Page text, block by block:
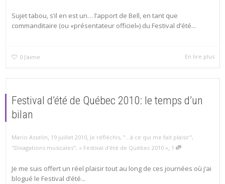
Sujet tabou, s’il en est un… l’apport de Bell, en tant que
commanditaire (ou «présentateur officiel») du Festival d’été...
0 J'aime En lire plus
Festival d’été de Québec 2010: le temps d’un
bilan
Mario Asselin, 19 juillet 2010, Je réfléchis, "...à ce qui me fait plaisir",
"Divagations musicales", « Festival d'été de Québec 2010 », 1
Je me suis offert un réel plaisir tout au long de ces journées où j’ai
blogué le Festival d’été...